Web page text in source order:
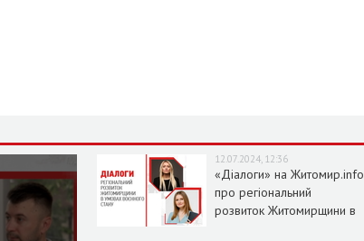
12.07.2024, 12:36
«Діалоги» на Житомир.info
про регіональний
розвиток Житомирщини в